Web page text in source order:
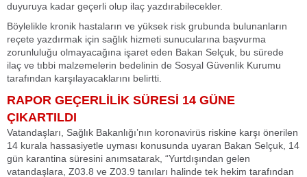
duyuruya kadar geçerli olup ilaç yazdırabilecekler.
Böylelikle kronik hastaların ve yüksek risk grubunda bulunanların
reçete yazdırmak için sağlık hizmeti sunucularına başvurma
zorunluluğu olmayacağına işaret eden Bakan Selçuk, bu sürede
ilaç ve tıbbi malzemelerin bedelinin de Sosyal Güvenlik Kurumu
tarafından karşılayacaklarını belirtti.
RAPOR GEÇERLİLİK SÜRESİ 14 GÜNE
ÇIKARTILDI
Vatandaşları, Sağlık Bakanlığı’nın koronavirüs riskine karşı önerilen
14 kurala hassasiyetle uyması konusunda uyaran Bakan Selçuk, 14
gün karantina süresini anımsatarak, “Yurtdışından gelen
vatandaşlara, Z03.8 ve Z03.9 tanıları halinde tek hekim tarafından